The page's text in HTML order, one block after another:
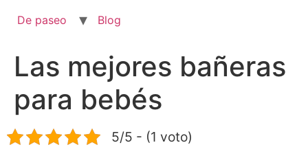
De paseo
Blog
Las mejores bañeras
para bebés
5/5 - (1 voto)